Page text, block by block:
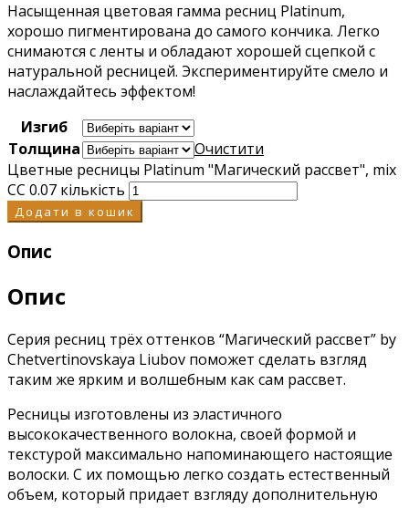
Насыщенная цветовая гамма ресниц Platinum,
хорошо пигментирована до самого кончика. Легко
снимаются с ленты и обладают хорошей сцепкой с
натуральной ресницей. Экспериментируйте смело и
наслаждайтесь эффектом!
Изгиб
Толщина
Очистити
Цветные ресницы Platinum "Магический рассвет", mix
CC 0.07 кількість
Додати в кошик
Опис
Опис
Серия ресниц трёх оттенков “Магический рассвет” by
Chetvertinovskaya Liubov поможет сделать взгляд
таким же ярким и волшебным как сам рассвет.
Ресницы изготовлены из эластичного
высококачественного волокна, своей формой и
текстурой максимально напоминающего настоящие
волоски. С их помощью легко создать естественный
объем, который придает взгляду дополнительную